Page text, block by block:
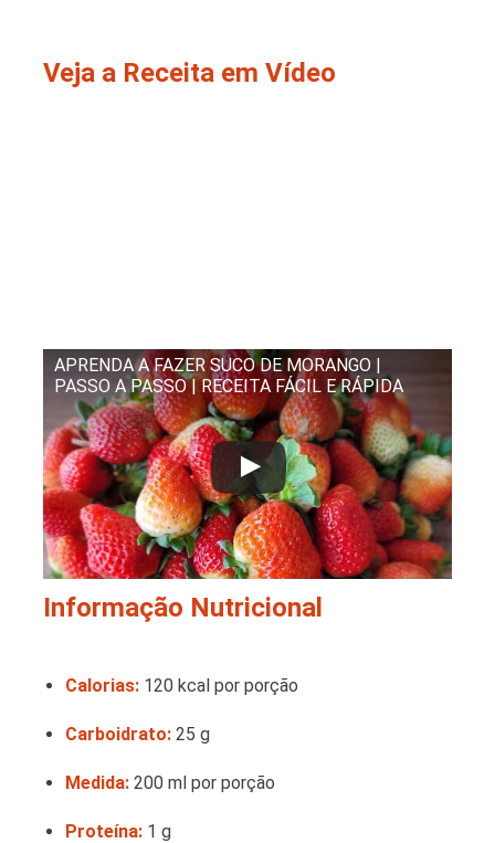
Veja a Receita em Vídeo
APRENDA A FAZER SUCO DE MORANGO |
PASSO A PASSO | RECEITA FÁCIL E RÁPIDA
Informação Nutricional
Calorias: 120 kcal por porção
Carboidrato: 25 g
Medida: 200 ml por porção
Proteína: 1 g